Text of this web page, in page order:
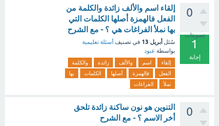
0
تصويتات
1
إجابة
إلقاء اسم والألف زائدة والكلمة من
الفعل فالهمزة أصلها الكلمات التي
بها نملأ الفراغات هي ؟ - مع الشرح
سُئل أبريل 13 في تصنيف أسئلة تعليمية
بواسطة عبود
إلقاء اسم والألف زائدة
والكلمة
الفعل
فالهمزة أصلها الكلمات
بها
نملأ
الفراغات
0
التنوين هو نون ساكنة زائدة تلحق
أخر الاسم ؟ - مع الشرح